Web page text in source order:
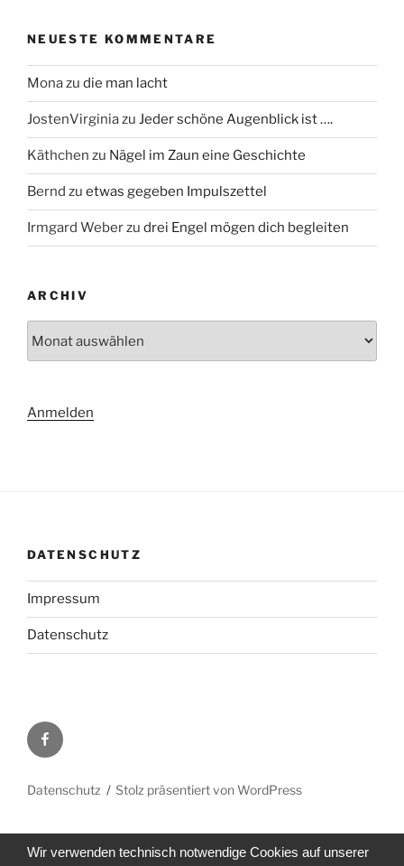
NEUESTE KOMMENTARE
Monazu die man lacht
JostenVirginiazu Jeder schöne Augenblick ist ….
Käthchen zu Nägel im Zaun eine Geschichte
Bernd zu etwas gegeben Impulszettel
Irmgard Weberzu drei Engel mögen dich begleiten
ARCHIV
Anmelden
DATENSCHUTZ
Impressum
Datenschutz
Facebook
Datenschutz Stolz präsentiert von WordPress
Wir verwenden technisch notwendige Cookies auf unserer